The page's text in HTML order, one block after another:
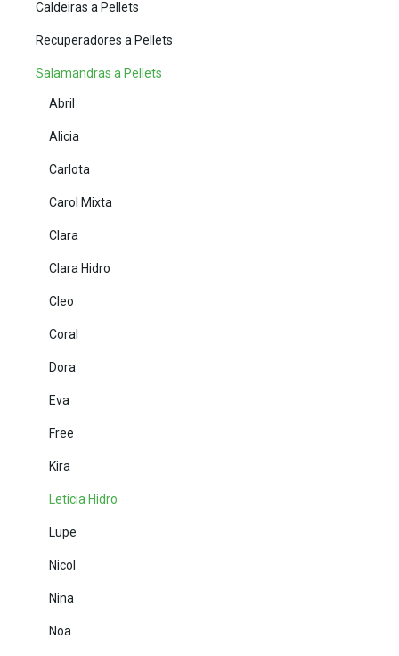
Caldeiras a Pellets
Recuperadores a Pellets
Salamandras a Pellets
Abril
Alicia
Carlota
Carol Mixta
Clara
Clara Hidro
Cleo
Coral
Dora
Eva
Free
Kira
Leticia Hidro
Lupe
Nicol
Nina
Noa